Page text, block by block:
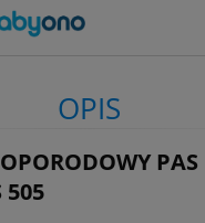
OPIS
PAS
505